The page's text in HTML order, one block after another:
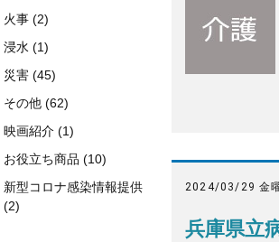
2024/03/29 金
兵庫県立
火事 (2)
浸水 (1)
災害 (45)
その他 (62)
映画紹介 (1)
お役立ち商品 (10)
新型コロナ感染情報提供
(2)